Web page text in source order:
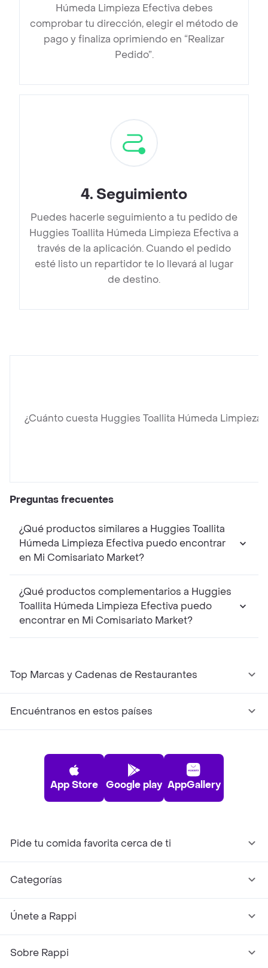
Húmeda Limpieza Efectiva debes
comprobar tu dirección, elegir el método de
pago y finaliza oprimiendo en “Realizar
Pedido”.
4. Seguimiento
Puedes hacerle seguimiento a tu pedido de
Huggies Toallita Húmeda Limpieza Efectiva a
través de la aplicación. Cuando el pedido
esté listo un repartidor te lo llevará al lugar
de destino.
¿Cuánto cuesta Huggies Toallita Húmeda Limpieza
Preguntas frecuentes
¿Qué productos similares a Huggies Toallita
Húmeda Limpieza Efectiva puedo encontrar
en Mi Comisariato Market?
¿Qué productos complementarios a Huggies
Toallita Húmeda Limpieza Efectiva puedo
encontrar en Mi Comisariato Market?
Top Marcas y Cadenas de Restaurantes
Encuéntranos en estos países
App Store Google play AppGallery
Pide tu comida favorita cerca de ti
Categorías
Únete a Rappi
Sobre Rappi